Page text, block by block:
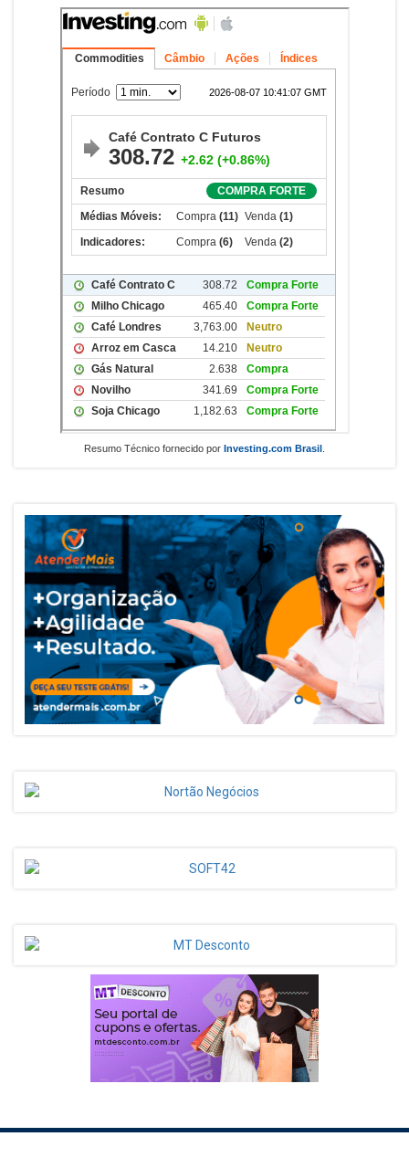
Resumo Técnico fornecido por Investing.com Brasil